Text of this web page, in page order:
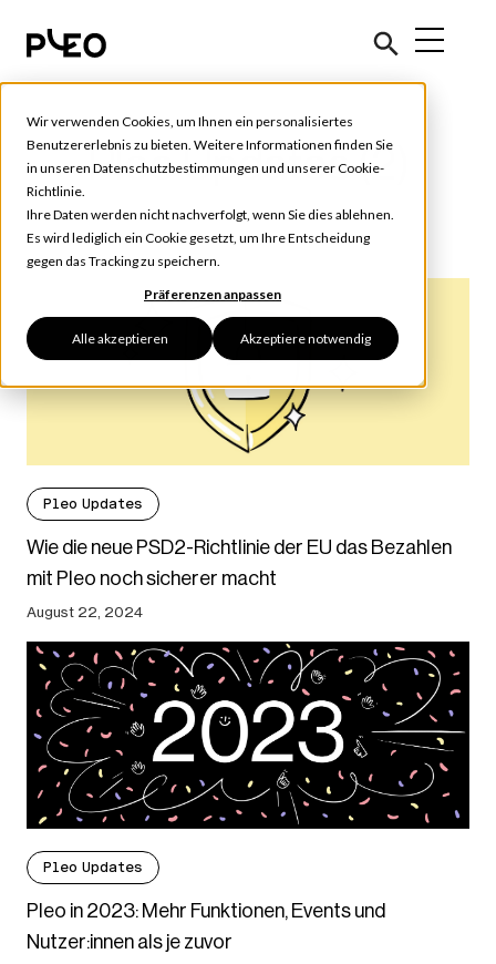
Wir verwenden Cookies, um Ihnen ein personalisiertes
Benutzererlebnis zu bieten. Weitere Informationen finden Sie
in unseren Datenschutzbestimmungen und unsererCookie-
Richtlinie.
Ihre Daten werden nicht nachverfolgt, wenn Sie dies ablehnen.
Es wird lediglich ein Cookie gesetzt, um Ihre Entscheidung
gegen das Tracking zu speichern.
Präferenzen anpassen
Alle akzeptieren Akzeptiere notwendig
Pleo Updates (2)
Pleo Updates
Wie die neue PSD2-Richtlinie der EU das Bezahlen
mit Pleo noch sicherer macht
August 22, 2024
Pleo Updates
Pleo in 2023: Mehr Funktionen, Events und
Nutzer:innen als je zuvor